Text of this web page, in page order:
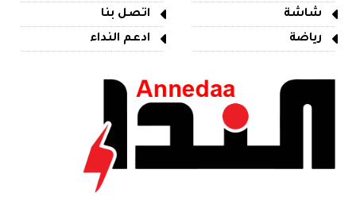
شاشة
رياضة
اتصل بنا
ادعم النداء